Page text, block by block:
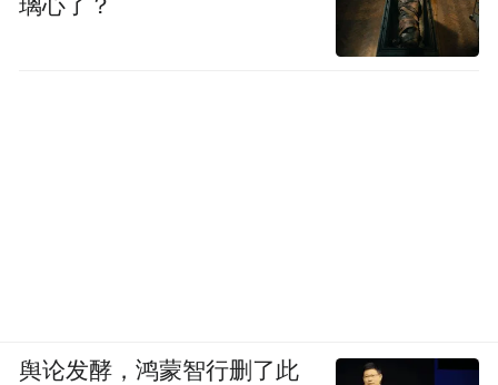
璃心了？
舆论发酵，鸿蒙智行删了此